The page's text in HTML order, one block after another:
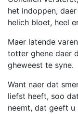
het indoppen,
helich bloet, heel
Maer latende
totter ghene daer
gheweest te syne.
Want naer dat
liefst heeft, soo
neemt, dat geeft